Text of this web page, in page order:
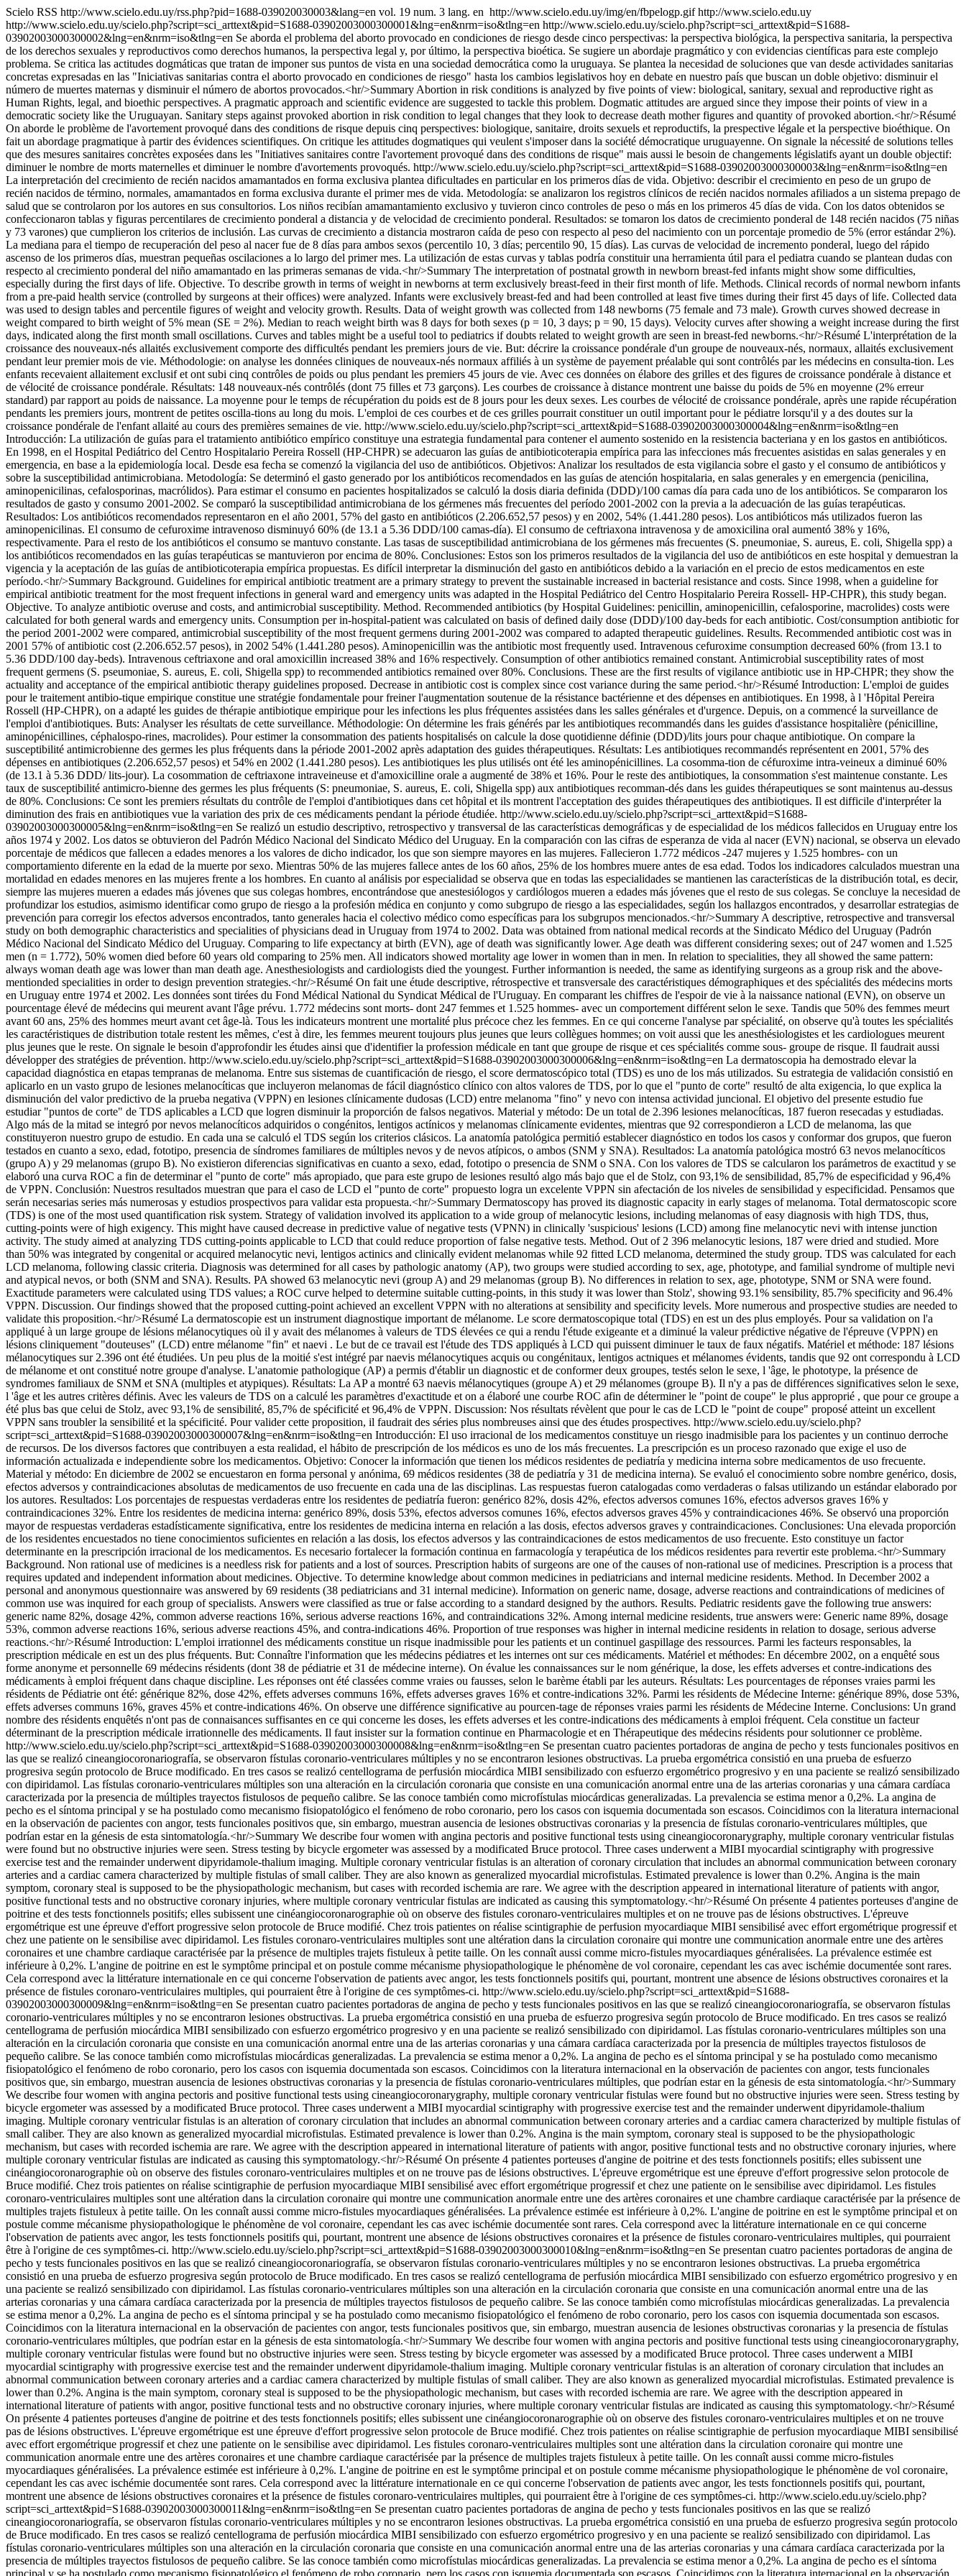
Scielo RSS http://www.scielo.edu.uy/rss.php?pid=1688-039020030003&lang=en vol. 19 num. 3 lang. en http://www.scielo.edu.uy/img/en/fbpelogp.gif http://www.scielo.edu.uy
http://www.scielo.edu.uy/scielo.php?script=sci_arttext&pid=S1688-03902003000300001&lng=en&nrm=iso&tlng=en http://www.scielo.edu.uy/scielo.php?script=sci_arttext&pid=S1688-
03902003000300002&lng=en&nrm=iso&tlng=en Se aborda el problema del aborto provocado en condiciones de riesgo desde cinco perspectivas: la perspectiva biológica, la perspectiva sanitaria, la perspectiva
de los derechos sexuales y reproductivos como derechos humanos, la perspectiva legal y, por último, la perspectiva bioética. Se sugiere un abordaje pragmático y con evidencias científicas para este complejo
problema. Se critica las actitudes dogmáticas que tratan de imponer sus puntos de vista en una sociedad democrática como la uruguaya. Se plantea la necesidad de soluciones que van desde actividades sanitarias
concretas expresadas en las "Iniciativas sanitarias contra el aborto provocado en condiciones de riesgo" hasta los cambios legislativos hoy en debate en nuestro país que buscan un doble objetivo: disminuir el
número de muertes maternas y disminuir el número de abortos provocados.<hr/>Summary Abortion in risk conditions is analyzed by five points of view: biological, sanitary, sexual and reproductive right as
Human Rights, legal, and bioethic perspectives. A pragmatic approach and scientific evidence are suggested to tackle this problem. Dogmatic attitudes are argued since they impose their points of view in a
democratic society like the Uruguayan. Sanitary steps against provoked abortion in risk condition to legal changes that they look to decrease death mother figures and quantity of provoked abortion.<hr/>Résumé
On aborde le problème de l'avortement provoqué dans des conditions de risque depuis cinq perspectives: biologique, sanitaire, droits sexuels et reproductifs, la prespective légale et la perspective bioéthique. On
fait un abordage pragmatique à partir des évidences scientifiques. On critique les attitudes dogmatiques qui veulent s'imposer dans la société démocratique uruguayenne. On signale la nécessité de solutions telles
que des mesures sanitaires concrètes exposées dans les "Initiatives sanitaires contre l'avortement provoqué dans des conditions de risque" mais aussi le besoin de changements législatifs ayant un double objectif:
diminuer le nombre de morts maternelles et diminuer le nombre d'avortements provoqués. http://www.scielo.edu.uy/scielo.php?script=sci_arttext&pid=S1688-03902003000300003&lng=en&nrm=iso&tlng=en
La interpretación del crecimiento de recién nacidos amamantados en forma exclusiva plantea dificultades en particular en los primeros días de vida. Objetivo: describir el crecimiento en peso de un grupo de
recién nacidos de término, normales, amamantados en forma exclusiva durante el primer mes de vida. Metodología: se analizaron los registros clínicos de recién nacidos normales afiliados a un sistema prepago de
salud que se controlaron por los autores en sus consultorios. Los niños recibían amamantamiento exclusivo y tuvieron cinco controles de peso o más en los primeros 45 días de vida. Con los datos obtenidos se
confeccionaron tablas y figuras percentilares de crecimiento ponderal a distancia y de velocidad de crecimiento ponderal. Resultados: se tomaron los datos de crecimiento ponderal de 148 recién nacidos (75 niñas
y 73 varones) que cumplieron los criterios de inclusión. Las curvas de crecimiento a distancia mostraron caída de peso con respecto al peso del nacimiento con un porcentaje promedio de 5% (error estándar 2%).
La mediana para el tiempo de recuperación del peso al nacer fue de 8 días para ambos sexos (percentilo 10, 3 días; percentilo 90, 15 días). Las curvas de velocidad de incremento ponderal, luego del rápido
ascenso de los primeros días, muestran pequeñas oscilaciones a lo largo del primer mes. La utilización de estas curvas y tablas podría constituir una herramienta útil para el pediatra cuando se plantean dudas con
respecto al crecimiento ponderal del niño amamantado en las primeras semanas de vida.<hr/>Summary The interpretation of postnatal growth in newborn breast-fed infants might show some difficulties,
especially during the first days of life. Objective. To describe growth in terms of weight in newborns at term exclusively breast-feed in their first month of life. Methods. Clinical records of normal newborn infants
from a pre-paid health service (controlled by surgeons at their offices) were analyzed. Infants were exclusively breast-fed and had been controlled at least five times during their first 45 days of life. Collected data
was used to design tables and percentile figures of weight and velocity growth. Results. Data of weight growth was collected from 148 newborns (75 female and 73 male). Growth curves showed decrease in
weight compared to birth weight of 5% mean (SE = 2%). Median to reach weight birth was 8 days for both sexes (p = 10, 3 days; p = 90, 15 days). Velocity curves after showing a weight increase during the first
days, indicated along the first month small oscillations. Curves and tables might be a useful tool to pediatrics if doubts related to weight growth are seen in breast-fed newborns.<hr/>Résumé L'interprétation de la
croissance des nouveaux-nés allaités exclusivement comporte des difficultés pendant les premiers jours de vie. But: décrire la croissance pondérale d'un groupe de nouveaux-nés, normaux, allaités exclusivement
pendant leur premier mois de vie. Méthodologie: on analyse les données cliniques de nouveaux-nés normaux affiliés à un système de payement préalable qui sont contrôlés par les médecins en consulta-tion. Les
enfants recevaient allaitement exclusif et ont subi cinq contrôles de poids ou plus pendant les premiers 45 jours de vie. Avec ces données on élabore des grilles et des figures de croissance pondérale à distance et
de vélocité de croissance pondérale. Résultats: 148 nouveaux-nés contrôlés (dont 75 filles et 73 garçons). Les courbes de croissance à distance montrent une baisse du poids de 5% en moyenne (2% erreur
standard) par rapport au poids de naissance. La moyenne pour le temps de récupération du poids est de 8 jours pour les deux sexes. Les courbes de vélocité de croissance pondérale, après une rapide récupération
pendants les premiers jours, montrent de petites oscilla-tions au long du mois. L'emploi de ces courbes et de ces grilles pourrait constituer un outil important pour le pédiatre lorsqu'il y a des doutes sur la
croissance pondérale de l'enfant allaité au cours des premières semaines de vie. http://www.scielo.edu.uy/scielo.php?script=sci_arttext&pid=S1688-03902003000300004&lng=en&nrm=iso&tlng=en
Introducción: La utilización de guías para el tratamiento antibiótico empírico constituye una estrategia fundamental para contener el aumento sostenido en la resistencia bacteriana y en los gastos en antibióticos.
En 1998, en el Hospital Pediátrico del Centro Hospitalario Pereira Rossell (HP-CHPR) se adecuaron las guías de antibioticoterapia empírica para las infecciones más frecuentes asistidas en salas generales y en
emergencia, en base a la epidemiología local. Desde esa fecha se comenzó la vigilancia del uso de antibióticos. Objetivos: Analizar los resultados de esta vigilancia sobre el gasto y el consumo de antibióticos y
sobre la susceptibilidad antimicrobiana. Metodología: Se determinó el gasto generado por los antibióticos recomendados en las guías de atención hospitalaria, en salas generales y en emergencia (penicilina,
aminopenicilinas, cefalosporinas, macrólidos). Para estimar el consumo en pacientes hospitalizados se calculó la dosis diaria definida (DDD)/100 camas día para cada uno de los antibióticos. Se compararon los
resultados de gasto y consumo 2001-2002. Se comparó la susceptibilidad antimicrobiana de los gérmenes más frecuentes del período 2001-2002 con la previa a la adecuación de las guías terapéuticas.
Resultados: Los antibióticos recomendados representaron en el año 2001, 57% del gasto en antibióticos (2.206.652,57 pesos) y en 2002, 54% (1.441.280 pesos). Los antibióticos más utilizados fueron las
aminopenicilinas. El consumo de cefuroxime intravenoso disminuyó 60% (de 13.1 a 5.36 DDD/100 camas-día). El consumo de ceftriaxona intravenosa y de amoxicilina oral aumentó 38% y 16%,
respectivamente. Para el resto de los antibióticos el consumo se mantuvo constante. Las tasas de susceptibilidad antimicrobiana de los gérmenes más frecuentes (S. pneumoniae, S. aureus, E. coli, Shigella spp) a
los antibióticos recomendados en las guías terapéuticas se mantuvieron por encima de 80%. Conclusiones: Estos son los primeros resultados de la vigilancia del uso de antibióticos en este hospital y demuestran la
vigencia y la aceptación de las guías de antibioticoterapia empírica propuestas. Es difícil interpretar la disminución del gasto en antibióticos debido a la variación en el precio de estos medicamentos en este
período.<hr/>Summary Background. Guidelines for empirical antibiotic treatment are a primary strategy to prevent the sustainable increased in bacterial resistance and costs. Since 1998, when a guideline for
empirical antibiotic treatment for the most frequent infections in general ward and emergency units was adapted in the Hospital Pediátrico del Centro Hospitalario Pereira Rossell- HP-CHPR), this study began.
Objective. To analyze antibiotic overuse and costs, and antimicrobial susceptibility. Method. Recommended antibiotics (by Hospital Guidelines: penicillin, aminopenicillin, cefalosporine, macrolides) costs were
calculated for both general wards and emergency units. Consumption per in-hospital-patient was calculated on basis of defined daily dose (DDD)/100 day-beds for each antibiotic. Cost/consumption antibiotic for
the period 2001-2002 were compared, antimicrobial susceptibility of the most frequent germens during 2001-2002 was compared to adapted therapeutic guidelines. Results. Recommended antibiotic cost was in
2001 57% of antibiotic cost (2.206.652.57 pesos), in 2002 54% (1.441.280 pesos). Aminopenicillin was the antibiotic most frequently used. Intravenous cefuroxime consumption decreased 60% (from 13.1 to
5.36 DDD/100 day-beds). Intravenous ceftriaxone and oral amoxicillin increased 38% and 16% respectively. Consumption of other antibiotics remained constant. Antimicrobial susceptibility rates of most
frequent germens (S. pseumoniae, S. aureus, E. coli, Shigella spp) to recommended antibiotics remained over 80%. Conclusions. These are the first results of vigilance antibiotic use in HP-CHPR; they show the
actuality and acceptance of the empirical antibiotic therapy guidelines proposed. Decrease in antibiotic cost is complex since cost variance during the same period.<hr/>Résumé Introduction: L'emploi de guides
pour le traitement antibio-tique empirique constitue une stratégie fondamentale pour freiner l'augmentation soutenue de la résistance bactérienne et des dépenses en antibiotiques. En 1998, à l 'Hôpital Pereira
Rossell (HP-CHPR), on a adapté les guides de thérapie antibiotique empirique pour les infections les plus fréquentes assistées dans les salles générales et d'urgence. Depuis, on a commencé la surveillance de
l'emploi d'antibiotiques. Buts: Analyser les résultats de cette surveillance. Méthodologie: On détermine les frais générés par les antibiotiques recommandés dans les guides d'assistance hospitalière (pénicilline,
aminopénicillines, céphalospo-rines, macrolides). Pour estimer la consommation des patients hospitalisés on calcule la dose quotidienne définie (DDD)/lits jours pour chaque antibiotique. On compare la
susceptibilité antimicrobienne des germes les plus fréquents dans la période 2001-2002 après adaptation des guides thérapeutiques. Résultats: Les antibiotiques recommandés représentent en 2001, 57% des
dépenses en antibiotiques (2.206.652,57 pesos) et 54% en 2002 (1.441.280 pesos). Les antibiotiques les plus utilisés ont été les aminopénicillines. La cosomma-tion de céfuroxime intra-veineux a diminué 60%
(de 13.1 à 5.36 DDD/ lits-jour). La cosommation de ceftriaxone intraveineuse et d'amoxicilline orale a augmenté de 38% et 16%. Pour le reste des antibiotiques, la consommation s'est maintenue constante. Les
taux de susceptibilité antimicro-bienne des germes les plus fréquents (S: pneumoniae, S. aureus, E. coli, Shigella spp) aux antibiotiques recomman-dés dans les guides thérapeutiques se sont maintenus au-dessus
de 80%. Conclusions: Ce sont les premiers résultats du contrôle de l'emploi d'antibiotiques dans cet hôpital et ils montrent l'acceptation des guides thérapeutiques des antibiotiques. Il est difficile d'interpréter la
diminution des frais en antibiotiques vue la variation des prix de ces médicaments pendant la période étudiée. http://www.scielo.edu.uy/scielo.php?script=sci_arttext&pid=S1688-
03902003000300005&lng=en&nrm=iso&tlng=en Se realizó un estudio descriptivo, retrospectivo y transversal de las características demográficas y de especialidad de los médicos fallecidos en Uruguay entre los
años 1974 y 2002. Los datos se obtuvieron del Padrón Médico Nacional del Sindicato Médico del Uruguay. En la comparación con las cifras de esperanza de vida al nacer (EVN) nacional, se observa un elevado
porcentaje de médicos que fallecen a edades menores a los valores de dicho indicador, los que son siempre mayores en las mujeres. Fallecieron 1.772 médicos -247 mujeres y 1.525 hombres- con un
comportamiento diferente en la edad de la muerte por sexo. Mientras 50% de las mujeres fallece antes de los 60 años, 25% de los hombres muere antes de esa edad. Todos los indicadores calculados muestran una
mortalidad en edades menores en las mujeres frente a los hombres. En cuanto al análisis por especialidad se observa que en todas las especialidades se mantienen las características de la distribución total, es decir,
siempre las mujeres mueren a edades más jóvenes que sus colegas hombres, encontrándose que anestesiólogos y cardiólogos mueren a edades más jóvenes que el resto de sus colegas. Se concluye la necesidad de
profundizar los estudios, asimismo identificar como grupo de riesgo a la profesión médica en conjunto y como subgrupo de riesgo a las especialidades, según los hallazgos encontrados, y desarrollar estrategias de
prevención para corregir los efectos adversos encontrados, tanto generales hacia el colectivo médico como específicas para los subgrupos mencionados.<hr/>Summary A descriptive, retrospective and transversal
study on both demographic characteristics and specialities of physicians dead in Uruguay from 1974 to 2002. Data was obtained from national medical records at the Sindicato Médico del Uruguay (Padrón
Médico Nacional del Sindicato Médico del Uruguay. Comparing to life expectancy at birth (EVN), age of death was significantly lower. Age death was different considering sexes; out of 247 women and 1.525
men (n = 1.772), 50% women died before 60 years old comparing to 25% men. All indicators showed mortality age lower in women than in men. In relation to specialities, they all showed the same pattern:
always woman death age was lower than man death age. Anesthesiologists and cardiologists died the youngest. Further informantion is needed, the same as identifying surgeons as a group risk and the above-
mentionded specialities in order to design prevention strategies.<hr/>Résumé On fait une étude descriptive, rétrospective et transversale des caractéristiques démographiques et des spécialités des médecins morts
en Uruguay entre 1974 et 2002. Les données sont tirées du Fond Médical National du Syndicat Médical de l'Uruguay. En comparant les chiffres de l'espoir de vie à la naissance national (EVN), on observe un
pourcentage élevé de médecins qui meurent avant l'âge prévu. 1.772 médecins sont morts- dont 247 femmes et 1.525 hommes- avec un comportement différent selon le sexe. Tandis que 50% des femmes meurt
avant 60 ans, 25% des hommes meurt avant cet âge-là. Tous les indicateurs montrent une mortalité plus précoce chez les femmes. En ce qui concerne l'analyse par spécialité, on observe qu'à toutes les spécialités
les caractéristiques de distribution totale restent les mêmes, c'est à dire, les femmes meurent toujours plus jeunes que leurs collègues hommes; on voit aussi que les anesthésiologistes et les cardiologues meurent
plus jeunes que le reste. On signale le besoin d'approfondir les études ainsi que d'identifier la profession médicale en tant que groupe de risque et ces spécialités comme sous- groupe de risque. Il faudrait aussi
développer des stratégies de prévention. http://www.scielo.edu.uy/scielo.php?script=sci_arttext&pid=S1688-03902003000300006&lng=en&nrm=iso&tlng=en La dermatoscopia ha demostrado elevar la
capacidad diagnóstica en etapas tempranas de melanoma. Entre sus sistemas de cuantificación de riesgo, el score dermatoscópico total (TDS) es uno de los más utilizados. Su estrategia de validación consistió en
aplicarlo en un vasto grupo de lesiones melanocíticas que incluyeron melanomas de fácil diagnóstico clínico con altos valores de TDS, por lo que el "punto de corte" resultó de alta exigencia, lo que explica la
disminución del valor predictivo de la prueba negativa (VPPN) en lesiones clínicamente dudosas (LCD) entre melanoma "fino" y nevo con intensa actividad juncional. El objetivo del presente estudio fue
estudiar "puntos de corte" de TDS aplicables a LCD que logren disminuir la proporción de falsos negativos. Material y método: De un total de 2.396 lesiones melanocíticas, 187 fueron resecadas y estudiadas.
Algo más de la mitad se integró por nevos melanocíticos adquiridos o congénitos, lentigos actínicos y melanomas clínicamente evidentes, mientras que 92 correspondieron a LCD de melanoma, las que
constituyeron nuestro grupo de estudio. En cada una se calculó el TDS según los criterios clásicos. La anatomía patológica permitió establecer diagnóstico en todos los casos y conformar dos grupos, que fueron
testados en cuanto a sexo, edad, fototipo, presencia de síndromes familiares de múltiples nevos y de nevos atípicos, o ambos (SNM y SNA). Resultados: La anatomía patológica mostró 63 nevos melanocíticos
(grupo A) y 29 melanomas (grupo B). No existieron diferencias significativas en cuanto a sexo, edad, fototipo o presencia de SNM o SNA. Con los valores de TDS se calcularon los parámetros de exactitud y se
elaboró una curva ROC a fin de determinar el "punto de corte" más apropiado, que para este grupo de lesiones resultó algo más bajo que el de Stolz, con 93,1% de sensibilidad, 85,7% de especificidad y 96,4%
de VPPN. Conclusión: Nuestros resultados muestran que para el caso de LCD el "punto de corte" propuesto logra un excelente VPPN sin afectación de los niveles de sensibilidad y especificidad. Pensamos que
serán necesarias series más numerosas y estudios prospectivos para validar esta propuesta.<hr/>Summary Dermatoscopy has proved its diagnostic capacity in early stages of melanoma. Total dermatoscopic score
(TDS) is one of the most used quantification risk system. Strategy of validation involved its application to a wide group of melanocytic lesions, including melanomas of easy diagnosis with high TDS, thus,
cutting-points were of high exigency. This might have caused decrease in predictive value of negative tests (VPNN) in clinically 'suspicious' lesions (LCD) among fine melanocytic nevi with intense junction
activity. The study aimed at analyzing TDS cutting-points applicable to LCD that could reduce proportion of false negative tests. Method. Out of 2 396 melanocytic lesions, 187 were dried and studied. More
than 50% was integrated by congenital or acquired melanocytic nevi, lentigos actinics and clinically evident melanomas while 92 fitted LCD melanoma, determined the study group. TDS was calculated for each
LCD melanoma, following classic criteria. Diagnosis was determined for all cases by pathologic anatomy (AP), two groups were studied according to sex, age, phototype, and familial syndrome of multiple nevi
and atypical nevos, or both (SNM and SNA). Results. PA showed 63 melanocytic nevi (group A) and 29 melanomas (group B). No differences in relation to sex, age, phototype, SNM or SNA were found.
Exactitude parameters were calculated using TDS values; a ROC curve helped to determine suitable cutting-points, in this study it was lower than Stolz', showing 93.1% sensibility, 85.7% specificity and 96.4%
VPPN. Discussion. Our findings showed that the proposed cutting-point achieved an excellent VPPN with no alterations at sensibility and specificity levels. More numerous and prospective studies are needed to
validate this proposition.<hr/>Résumé La dermatoscopie est un instrument diagnostique important de mélanome. Le score dermatoscopique total (TDS) en est un des plus employés. Pour sa validation on l'a
appliqué à un large groupe de lésions mélanocytiques où il y avait des mélanomes à valeurs de TDS élevées ce qui a rendu l'étude exigeante et a diminué la valeur prédictive négative de l'épreuve (VPPN) en
lésions cliniquement "douteuses" (LCD) entre mélanome "fin" et naevi . Le but de ce travail est l'étude des TDS appliqués à LCD qui puissent diminuer le taux de faux négatifs. Matériel et méthode: 187 lésions
mélanocytiques sur 2.396 ont été étudiées. Un peu plus de la moitié s'est intégré par naevis mélanocytiques acquis ou congénitaux, lentigos actniques et mélanomes évidents, tandis que 92 ont correspondu à LCD
de mélanome et ont constitué notre groupe d'analyse. L'anatomie pathologique (AP) a permis d'établir un diagnostic et de conformer deux groupes, testés selon le sexe, l 'âge, le phototype, la présence de
syndromes familiaux de SNM et SNA (multiples et atypiques). Résultats: La AP a montré 63 naevis mélanocytiques (groupe A) et 29 mélanomes (groupe B). Il n'y a pas de différences significatives selon le sexe,
l 'âge et les autres critères définis. Avec les valeurs de TDS on a calculé les paramètres d'exactitude et on a élaboré une courbe ROC afin de déterminer le "point de coupe" le plus approprié , que pour ce groupe a
été plus bas que celui de Stolz, avec 93,1% de sensibilité, 85,7% de spécificité et 96,4% de VPPN. Discussion: Nos résultats révèlent que pour le cas de LCD le "point de coupe" proposé atteint un excellent
VPPN sans troubler la sensibilité et la spécificité. Pour valider cette proposition, il faudrait des séries plus nombreuses ainsi que des études prospectives. http://www.scielo.edu.uy/scielo.php?
script=sci_arttext&pid=S1688-03902003000300007&lng=en&nrm=iso&tlng=en Introducción: El uso irracional de los medicamentos constituye un riesgo inadmisible para los pacientes y un continuo derroche
de recursos. De los diversos factores que contribuyen a esta realidad, el hábito de prescripción de los médicos es uno de los más frecuentes. La prescripción es un proceso razonado que exige el uso de
información actualizada e independiente sobre los medicamentos. Objetivo: Conocer la información que tienen los médicos residentes de pediatría y medicina interna sobre medicamentos de uso frecuente.
Material y método: En diciembre de 2002 se encuestaron en forma personal y anónima, 69 médicos residentes (38 de pediatría y 31 de medicina interna). Se evaluó el conocimiento sobre nombre genérico, dosis,
efectos adversos y contraindicaciones absolutas de medicamentos de uso frecuente en cada una de las disciplinas. Las respuestas fueron catalogadas como verdaderas o falsas utilizando un estándar elaborado por
los autores. Resultados: Los porcentajes de respuestas verdaderas entre los residentes de pediatría fueron: genérico 82%, dosis 42%, efectos adversos comunes 16%, efectos adversos graves 16% y
contraindicaciones 32%. Entre los residentes de medicina interna: genérico 89%, dosis 53%, efectos adversos comunes 16%, efectos adversos graves 45% y contraindicaciones 46%. Se observó una proporción
mayor de respuestas verdaderas estadísticamente significativa, entre los residentes de medicina interna en relación a las dosis, efectos adversos graves y contraindicaciones. Conclusiones: Una elevada proporción
de los residentes encuestados no tiene conocimientos suficientes en relación a las dosis, los efectos adversos y las contraindicaciones de estos medicamentos de uso frecuente. Esto constituye un factor
determinante en la prescripción irracional de los medicamentos. Es necesario fortalecer la formación continua en farmacología y terapéutica de los médicos residentes para revertir este problema.<hr/>Summary
Background. Non rational use of medicines is a needless risk for patients and a lost of sources. Prescription habits of surgeons are one of the causes of non-rational use of medicines. Prescription is a process that
requires updated and independent information about medicines. Objective. To determine knowledge about common medicines in pediatricians and internal medicine residents. Method. In December 2002 a
personal and anonymous questionnaire was answered by 69 residents (38 pediatricians and 31 internal medicine). Information on generic name, dosage, adverse reactions and contraindications of medicines of
common use was inquired for each group of specialists. Answers were classified as true or false according to a standard designed by the authors. Results. Pediatric residents gave the following true answers:
generic name 82%, dosage 42%, common adverse reactions 16%, serious adverse reactions 16%, and contraindications 32%. Among internal medicine residents, true answers were: Generic name 89%, dosage
53%, common adverse reactions 16%, serious adverse reactions 45%, and contra-indications 46%. Proportion of true responses was higher in internal medicine residents in relation to dosage, serious adverse
reactions.<hr/>Résumé Introduction: L'emploi irrationnel des médicaments constitue un risque inadmissible pour les patients et un continuel gaspillage des ressources. Parmi les facteurs responsables, la
prescription médicale en est un des plus fréquents. But: Connaître l'information que les médecins pédiatres et les internes ont sur ces médicaments. Matériel et méthodes: En décembre 2002, on a enquêté sous
forme anonyme et personnelle 69 médecins résidents (dont 38 de pédiatrie et 31 de médecine interne). On évalue les connaissances sur le nom générique, la dose, les effets adverses et contre-indications des
médicaments à emploi fréquent dans chaque discipline. Les réponses ont été classées comme vraies ou fausses, selon le barème établi par les auteurs. Résultats: Les pourcentages de réponses vraies parmi les
résidents de Pédiatrie ont été: générique 82%, dose 42%, effets adverses communs 16%, effets adverses graves 16% et contre-indications 32%. Parmi les résidents de Médecine Interne: générique 89%, dose 53%,
effets adverses communs 16%, graves 45% et contre-indications 46%. On observe une différence significative au pourcen-tage de réponses vraies parmi les résidents de Médecine Interne. Conclusions: Un grand
nombre des résidents enquêtés n'ont pas de connaisances suffisantes en ce qui concerne les doses, les effets adverses et les contre-indications des médicaments à emploi fréquent. Cela constitue un facteur
déterminant de la prescription médicale irrationnelle des médicaments. Il faut insister sur la formation continue en Pharmacologie et en Thérapeutique des médecins résidents pour solutionner ce problème.
http://www.scielo.edu.uy/scielo.php?script=sci_arttext&pid=S1688-03902003000300008&lng=en&nrm=iso&tlng=en Se presentan cuatro pacientes portadoras de angina de pecho y tests funcionales positivos en
las que se realizó cineangiocoronariografía, se observaron fístulas coronario-ventriculares múltiples y no se encontraron lesiones obstructivas. La prueba ergométrica consistió en una prueba de esfuerzo
progresiva según protocolo de Bruce modificado. En tres casos se realizó centellograma de perfusión miocárdica MIBI sensibilizado con esfuerzo ergométrico progresivo y en una paciente se realizó sensibilizado
con dipiridamol. Las fístulas coronario-ventriculares múltiples son una alteración en la circulación coronaria que consiste en una comunicación anormal entre una de las arterias coronarias y una cámara cardíaca
caracterizada por la presencia de múltiples trayectos fistulosos de pequeño calibre. Se las conoce también como microfístulas miocárdicas generalizadas. La prevalencia se estima menor a 0,2%. La angina de
pecho es el síntoma principal y se ha postulado como mecanismo fisiopatológico el fenómeno de robo coronario, pero los casos con isquemia documentada son escasos. Coincidimos con la literatura internacional
en la observación de pacientes con angor, tests funcionales positivos que, sin embargo, muestran ausencia de lesiones obstructivas coronarias y la presencia de fístulas coronario-ventriculares múltiples, que
podrían estar en la génesis de esta sintomatología.<hr/>Summary We describe four women with angina pectoris and positive functional tests using cineangiocoronarygraphy, multiple coronary ventricular fistulas
were found but no obstructive injuries were seen. Stress testing by bicycle ergometer was assessed by a modificated Bruce protocol. Three cases underwent a MIBI myocardial scintigraphy with progressive
exercise test and the remainder underwent dipyridamole-thalium imaging. Multiple coronary ventricular fistulas is an alteration of coronary circulation that includes an abnormal communication between coronary
arteries and a cardiac camera characterized by multiple fistulas of small caliber. They are also known as generalized myocardial microfistulas. Estimated prevalence is lower than 0.2%. Angina is the main
symptom, coronary steal is supposed to be the physiopathologic mechanism, but cases with recorded ischemia are rare. We agree with the description appeared in international literature of patients with angor,
positive functional tests and no obstructive coronary injuries, where multiple coronary ventricular fistulas are indicated as causing this symptomatology.<hr/>Résumé On présente 4 patientes porteuses d'angine de
poitrine et des tests fonctionnels positifs; elles subissent une cinéangiocoronarographie où on observe des fistules coronaro-ventriculaires multiples et on ne trouve pas de lésions obstructives. L'épreuve
ergométrique est une épreuve d'effort progressive selon protocole de Bruce modifié. Chez trois patientes on réalise scintigraphie de perfusion myocardiaque MIBI sensibilisé avec effort ergométrique progressif et
chez une patiente on le sensibilise avec dipiridamol. Les fistules coronaro-ventriculaires multiples sont une altération dans la circulation coronaire qui montre une communication anormale entre une des artères
coronaires et une chambre cardiaque caractérisée par la présence de multiples trajets fistuleux à petite taille. On les connaît aussi comme micro-fistules myocardiaques généralisées. La prévalence estimée est
inférieure à 0,2%. L'angine de poitrine en est le symptôme principal et on postule comme mécanisme physiopathologique le phénomène de vol coronaire, cependant les cas avec ischémie documentée sont rares.
Cela correspond avec la littérature internationale en ce qui concerne l'observation de patients avec angor, les tests fonctionnels positifs qui, pourtant, montrent une absence de lésions obstructives coronaires et la
présence de fistules coronaro-ventriculaires multiples, qui pourraient être à l'origine de ces symptômes-ci. http://www.scielo.edu.uy/scielo.php?script=sci_arttext&pid=S1688-
03902003000300009&lng=en&nrm=iso&tlng=en Se presentan cuatro pacientes portadoras de angina de pecho y tests funcionales positivos en las que se realizó cineangiocoronariografía, se observaron fístulas
coronario-ventriculares múltiples y no se encontraron lesiones obstructivas. La prueba ergométrica consistió en una prueba de esfuerzo progresiva según protocolo de Bruce modificado. En tres casos se realizó
centellograma de perfusión miocárdica MIBI sensibilizado con esfuerzo ergométrico progresivo y en una paciente se realizó sensibilizado con dipiridamol. Las fístulas coronario-ventriculares múltiples son una
alteración en la circulación coronaria que consiste en una comunicación anormal entre una de las arterias coronarias y una cámara cardíaca caracterizada por la presencia de múltiples trayectos fistulosos de
pequeño calibre. Se las conoce también como microfístulas miocárdicas generalizadas. La prevalencia se estima menor a 0,2%. La angina de pecho es el síntoma principal y se ha postulado como mecanismo
fisiopatológico el fenómeno de robo coronario, pero los casos con isquemia documentada son escasos. Coincidimos con la literatura internacional en la observación de pacientes con angor, tests funcionales
positivos que, sin embargo, muestran ausencia de lesiones obstructivas coronarias y la presencia de fístulas coronario-ventriculares múltiples, que podrían estar en la génesis de esta sintomatología.<hr/>Summary
We describe four women with angina pectoris and positive functional tests using cineangiocoronarygraphy, multiple coronary ventricular fistulas were found but no obstructive injuries were seen. Stress testing by
bicycle ergometer was assessed by a modificated Bruce protocol. Three cases underwent a MIBI myocardial scintigraphy with progressive exercise test and the remainder underwent dipyridamole-thalium
imaging. Multiple coronary ventricular fistulas is an alteration of coronary circulation that includes an abnormal communication between coronary arteries and a cardiac camera characterized by multiple fistulas of
small caliber. They are also known as generalized myocardial microfistulas. Estimated prevalence is lower than 0.2%. Angina is the main symptom, coronary steal is supposed to be the physiopathologic
mechanism, but cases with recorded ischemia are rare. We agree with the description appeared in international literature of patients with angor, positive functional tests and no obstructive coronary injuries, where
multiple coronary ventricular fistulas are indicated as causing this symptomatology.<hr/>Résumé On présente 4 patientes porteuses d'angine de poitrine et des tests fonctionnels positifs; elles subissent une
cinéangiocoronarographie où on observe des fistules coronaro-ventriculaires multiples et on ne trouve pas de lésions obstructives. L'épreuve ergométrique est une épreuve d'effort progressive selon protocole de
Bruce modifié. Chez trois patientes on réalise scintigraphie de perfusion myocardiaque MIBI sensibilisé avec effort ergométrique progressif et chez une patiente on le sensibilise avec dipiridamol. Les fistules
coronaro-ventriculaires multiples sont une altération dans la circulation coronaire qui montre une communication anormale entre une des artères coronaires et une chambre cardiaque caractérisée par la présence de
multiples trajets fistuleux à petite taille. On les connaît aussi comme micro-fistules myocardiaques généralisées. La prévalence estimée est inférieure à 0,2%. L'angine de poitrine en est le symptôme principal et on
postule comme mécanisme physiopathologique le phénomène de vol coronaire, cependant les cas avec ischémie documentée sont rares. Cela correspond avec la littérature internationale en ce qui concerne
l'observation de patients avec angor, les tests fonctionnels positifs qui, pourtant, montrent une absence de lésions obstructives coronaires et la présence de fistules coronaro-ventriculaires multiples, qui pourraient
être à l'origine de ces symptômes-ci. http://www.scielo.edu.uy/scielo.php?script=sci_arttext&pid=S1688-03902003000300010&lng=en&nrm=iso&tlng=en Se presentan cuatro pacientes portadoras de angina de
pecho y tests funcionales positivos en las que se realizó cineangiocoronariografía, se observaron fístulas coronario-ventriculares múltiples y no se encontraron lesiones obstructivas. La prueba ergométrica
consistió en una prueba de esfuerzo progresiva según protocolo de Bruce modificado. En tres casos se realizó centellograma de perfusión miocárdica MIBI sensibilizado con esfuerzo ergométrico progresivo y en
una paciente se realizó sensibilizado con dipiridamol. Las fístulas coronario-ventriculares múltiples son una alteración en la circulación coronaria que consiste en una comunicación anormal entre una de las
arterias coronarias y una cámara cardíaca caracterizada por la presencia de múltiples trayectos fistulosos de pequeño calibre. Se las conoce también como microfístulas miocárdicas generalizadas. La prevalencia
se estima menor a 0,2%. La angina de pecho es el síntoma principal y se ha postulado como mecanismo fisiopatológico el fenómeno de robo coronario, pero los casos con isquemia documentada son escasos.
Coincidimos con la literatura internacional en la observación de pacientes con angor, tests funcionales positivos que, sin embargo, muestran ausencia de lesiones obstructivas coronarias y la presencia de fístulas
coronario-ventriculares múltiples, que podrían estar en la génesis de esta sintomatología.<hr/>Summary We describe four women with angina pectoris and positive functional tests using cineangiocoronarygraphy,
multiple coronary ventricular fistulas were found but no obstructive injuries were seen. Stress testing by bicycle ergometer was assessed by a modificated Bruce protocol. Three cases underwent a MIBI
myocardial scintigraphy with progressive exercise test and the remainder underwent dipyridamole-thalium imaging. Multiple coronary ventricular fistulas is an alteration of coronary circulation that includes an
abnormal communication between coronary arteries and a cardiac camera characterized by multiple fistulas of small caliber. They are also known as generalized myocardial microfistulas. Estimated prevalence is
lower than 0.2%. Angina is the main symptom, coronary steal is supposed to be the physiopathologic mechanism, but cases with recorded ischemia are rare. We agree with the description appeared in
international literature of patients with angor, positive functional tests and no obstructive coronary injuries, where multiple coronary ventricular fistulas are indicated as causing this symptomatology.<hr/>Résumé
On présente 4 patientes porteuses d'angine de poitrine et des tests fonctionnels positifs; elles subissent une cinéangiocoronarographie où on observe des fistules coronaro-ventriculaires multiples et on ne trouve
pas de lésions obstructives. L'épreuve ergométrique est une épreuve d'effort progressive selon protocole de Bruce modifié. Chez trois patientes on réalise scintigraphie de perfusion myocardiaque MIBI sensibilisé
avec effort ergométrique progressif et chez une patiente on le sensibilise avec dipiridamol. Les fistules coronaro-ventriculaires multiples sont une altération dans la circulation coronaire qui montre une
communication anormale entre une des artères coronaires et une chambre cardiaque caractérisée par la présence de multiples trajets fistuleux à petite taille. On les connaît aussi comme micro-fistules
myocardiaques généralisées. La prévalence estimée est inférieure à 0,2%. L'angine de poitrine en est le symptôme principal et on postule comme mécanisme physiopathologique le phénomène de vol coronaire,
cependant les cas avec ischémie documentée sont rares. Cela correspond avec la littérature internationale en ce qui concerne l'observation de patients avec angor, les tests fonctionnels positifs qui, pourtant,
montrent une absence de lésions obstructives coronaires et la présence de fistules coronaro-ventriculaires multiples, qui pourraient être à l'origine de ces symptômes-ci. http://www.scielo.edu.uy/scielo.php?
script=sci_arttext&pid=S1688-03902003000300011&lng=en&nrm=iso&tlng=en Se presentan cuatro pacientes portadoras de angina de pecho y tests funcionales positivos en las que se realizó
cineangiocoronariografía, se observaron fístulas coronario-ventriculares múltiples y no se encontraron lesiones obstructivas. La prueba ergométrica consistió en una prueba de esfuerzo progresiva según protocolo
de Bruce modificado. En tres casos se realizó centellograma de perfusión miocárdica MIBI sensibilizado con esfuerzo ergométrico progresivo y en una paciente se realizó sensibilizado con dipiridamol. Las
fístulas coronario-ventriculares múltiples son una alteración en la circulación coronaria que consiste en una comunicación anormal entre una de las arterias coronarias y una cámara cardíaca caracterizada por la
presencia de múltiples trayectos fistulosos de pequeño calibre. Se las conoce también como microfístulas miocárdicas generalizadas. La prevalencia se estima menor a 0,2%. La angina de pecho es el síntoma
principal y se ha postulado como mecanismo fisiopatológico el fenómeno de robo coronario, pero los casos con isquemia documentada son escasos. Coincidimos con la literatura internacional en la observación